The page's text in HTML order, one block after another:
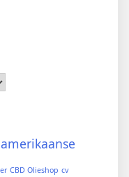
amerikaanse
CBD Olieshop cv